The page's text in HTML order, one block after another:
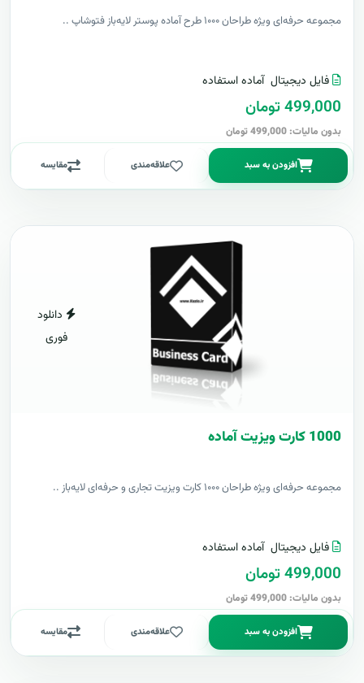
مجموعه حرفه‌ای ویژه طراحان ۱۰۰۰ طرح آماده پوستر لایه‌باز فتوشاپ ..
فایل دیجیتال آماده استفاده
499,000 تومان
بدون مالیات: 499,000 تومان
افزودن به سبد علاقه‌مندی مقایسه
دانلود
فوری
1000 کارت ويزيت آماده
مجموعه حرفه‌ای ویژه طراحان ۱۰۰۰ کارت ویزیت تجاری و حرفه‌ای لایه‌باز ..
فایل دیجیتال آماده استفاده
499,000 تومان
بدون مالیات: 499,000 تومان
افزودن به سبد علاقه‌مندی مقایسه